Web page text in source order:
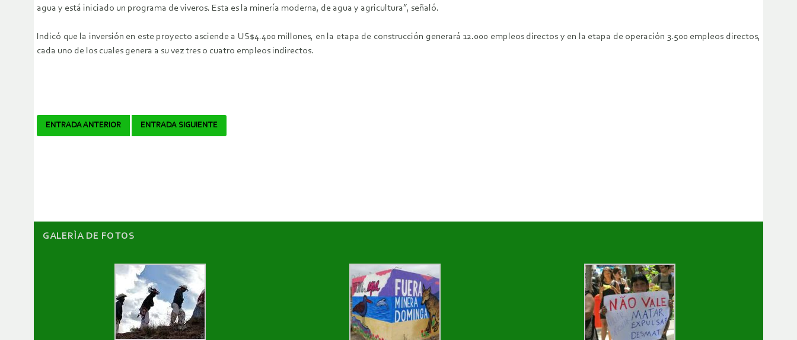
agua y está iniciado un programa de viveros. Esta es la minería moderna, de agua y agricultura”, señaló.
Indicó que la inversión en este proyecto asciende a US$4.400 millones, en la etapa de construcción generará 12.000 empleos directos y en la etapa de operación 3.500 empleos directos,
cada uno de los cuales genera a su vez tres o cuatro empleos indirectos.
Navegador
ENTRADA ANTERIOR ENTRADA SIGUIENTE
GALERÌA DE FOTOS